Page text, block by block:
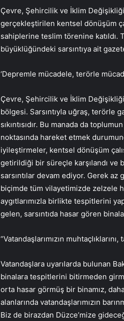
Çevre, Şehircilik ve İklim Değişikliği
gerçekleştirilen kentsel dönüşüm
sahiplerine teslim törenine katıldı.
büyüklüğündeki sarsıntıya ait
‘Depremle mücadele, terörle
Çevre, Şehircilik ve İklim
bölgesi. Sarsıntıyla uğraş, terörle
sıkıntısıdır. Bu manada da
noktasında hareket etmek
iyileştirmeler, kentsel dönüşüm
getirildiği bir süreçle karşılandı ve
sarsıntılar devam ediyor. Gerek az
biçimde tüm vilayetimizde zelzele
aygıtlarımızla birlikte tespitlerini
gelen, sarsıntıda hasar gören
“Vatandaşlarımızın
Vatandaşlara uyarılarda bulunan
binalara tespitlerini bitirmeden
orta hasar görmüş bir binamız,
alanlarında vatandaşlarımızın
Biz de birazdan Düzce’mize